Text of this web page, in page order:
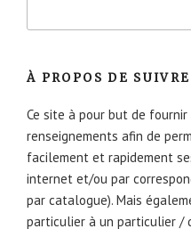
À PROPOS DE
Ce site à pour but de
renseignements afin de
facilement et rapidement
internet et/ou par
par catalogue). Mais
particulier à un particulier /